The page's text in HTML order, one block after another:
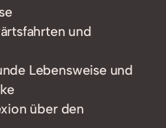
und
Lebensweise und
über den